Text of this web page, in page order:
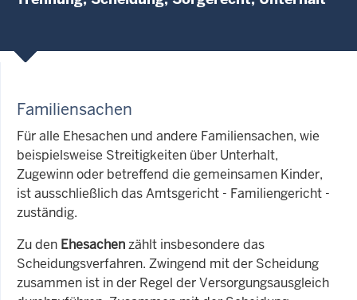
Familiensachen
Für alle Ehesachen und andere Familiensachen, wie
beispielsweise Streitigkeiten über Unterhalt,
Zugewinn oder betreffend die gemeinsamen Kinder,
ist ausschließlich das Amtsgericht - Familiengericht -
zuständig.
Zu den Ehesachenzählt insbesondere das
Scheidungsverfahren. Zwingend mit der Scheidung
zusammen ist in der Regel der Versorgungsausgleich